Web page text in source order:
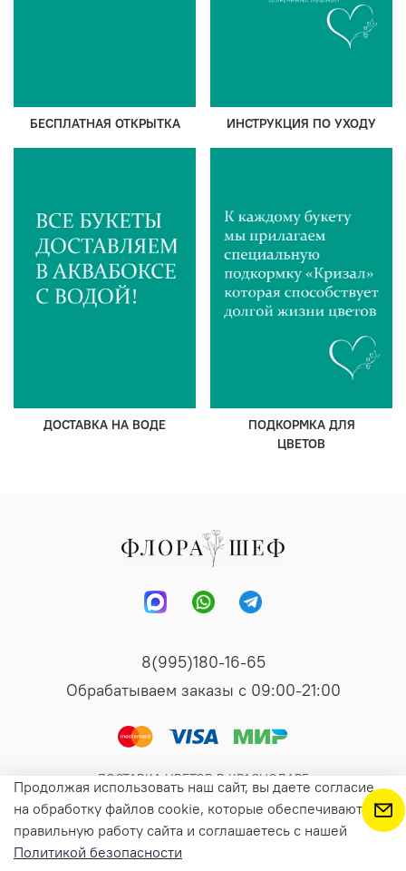
В корзину
БЕСПЛАТНАЯ ОТКРЫТКА ИНСТРУКЦИЯ ПО УХОДУ
ДОСТАВКА НА ВОДЕ
ПОДКОРМКА ДЛЯ
ЦВЕТОВ
8(995)180-16-65
Обрабатываем заказы с 09:00-21:00
ДОСТАВКА ЦВЕТОВ В КРАСНОДАРЕ
Продолжая использовать наш сайт, вы даете согласие
на обработку файлов cookie, которые обеспечивают
правильную работу сайта и соглашаетесь с нашей
Политикой безопасности